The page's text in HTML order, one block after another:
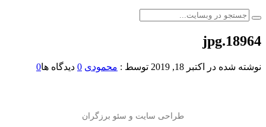
18964.jpg
نوشته شده در اکتبر 18, 2019 توسط : محمودی 0 دیدگاه ها0